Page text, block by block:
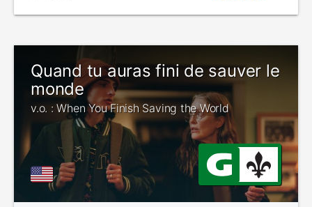
Quand tu auras fini de sauver le
monde
v.o. : When You Finish Saving the World